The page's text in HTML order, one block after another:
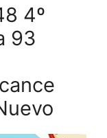
4º
93